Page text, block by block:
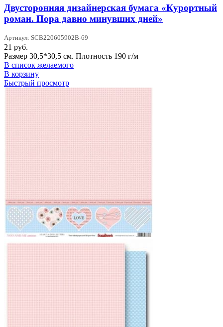
Двусторонняя дизайнерская бумага «Курортный
роман. Пора давно минувших дней»
Артикул: SCB220605902В-69
21 руб.
Размер 30,5*30,5 см. Плотность 190 г/м
В список желаемого
В корзину
Быстрый просмотр